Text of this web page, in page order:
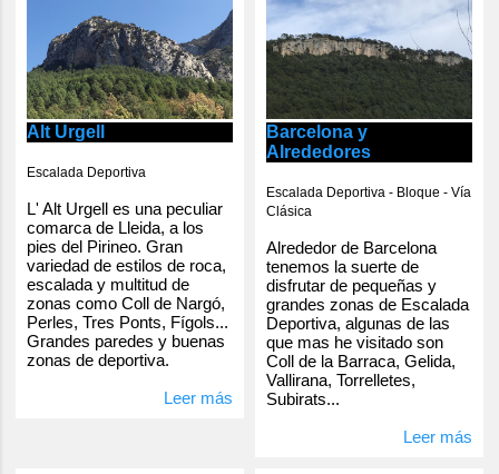
Alt Urgell
Escalada Deportiva
L' Alt Urgell es una peculiar
comarca de Lleida, a los
pies del Pirineo. Gran
variedad de estilos de roca,
escalada y multitud de
zonas como Coll de Nargó,
Perles, Tres Ponts, Fígols...
Grandes paredes y buenas
zonas de deportiva.
Leer más
Barcelona y
Alrededores
Escalada Deportiva - Bloque - Vía
Clásica
Alrededor de Barcelona
tenemos la suerte de
disfrutar de pequeñas y
grandes zonas de Escalada
Deportiva, algunas de las
que mas he visitado son
Coll de la Barraca, Gelida,
Vallirana, Torrelletes,
Subirats...
Leer más